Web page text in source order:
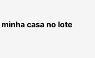
casa no lote